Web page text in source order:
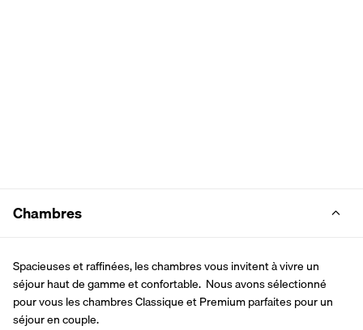
Chambres
Spacieuses et raffinées, les chambres vous invitent à vivre un
séjour haut de gamme et confortable.  Nous avons sélectionné
pour vous les chambres Classique et Premium parfaites pour un
séjour en couple.